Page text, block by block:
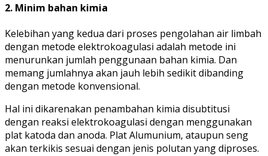
2. Minim bahan kimia
Kelebihan yang kedua dari proses pengolahan air limbah
dengan metode elektrokoagulasi adalah metode ini
menurunkan jumlah penggunaan bahan kimia. Dan
memang jumlahnya akan jauh lebih sedikit dibanding
dengan metode konvensional.
Hal ini dikarenakan penambahan kimia disubtitusi
dengan reaksi elektrokoagulasi dengan menggunakan
plat katoda dan anoda. Plat Alumunium, ataupun seng
akan terkikis sesuai dengan jenis polutan yang diproses.